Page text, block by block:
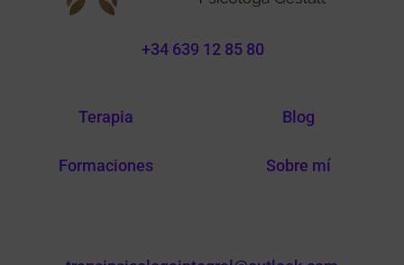
+34 639 12 85 80
Terapia
Formaciones
Blog
Sobre mí